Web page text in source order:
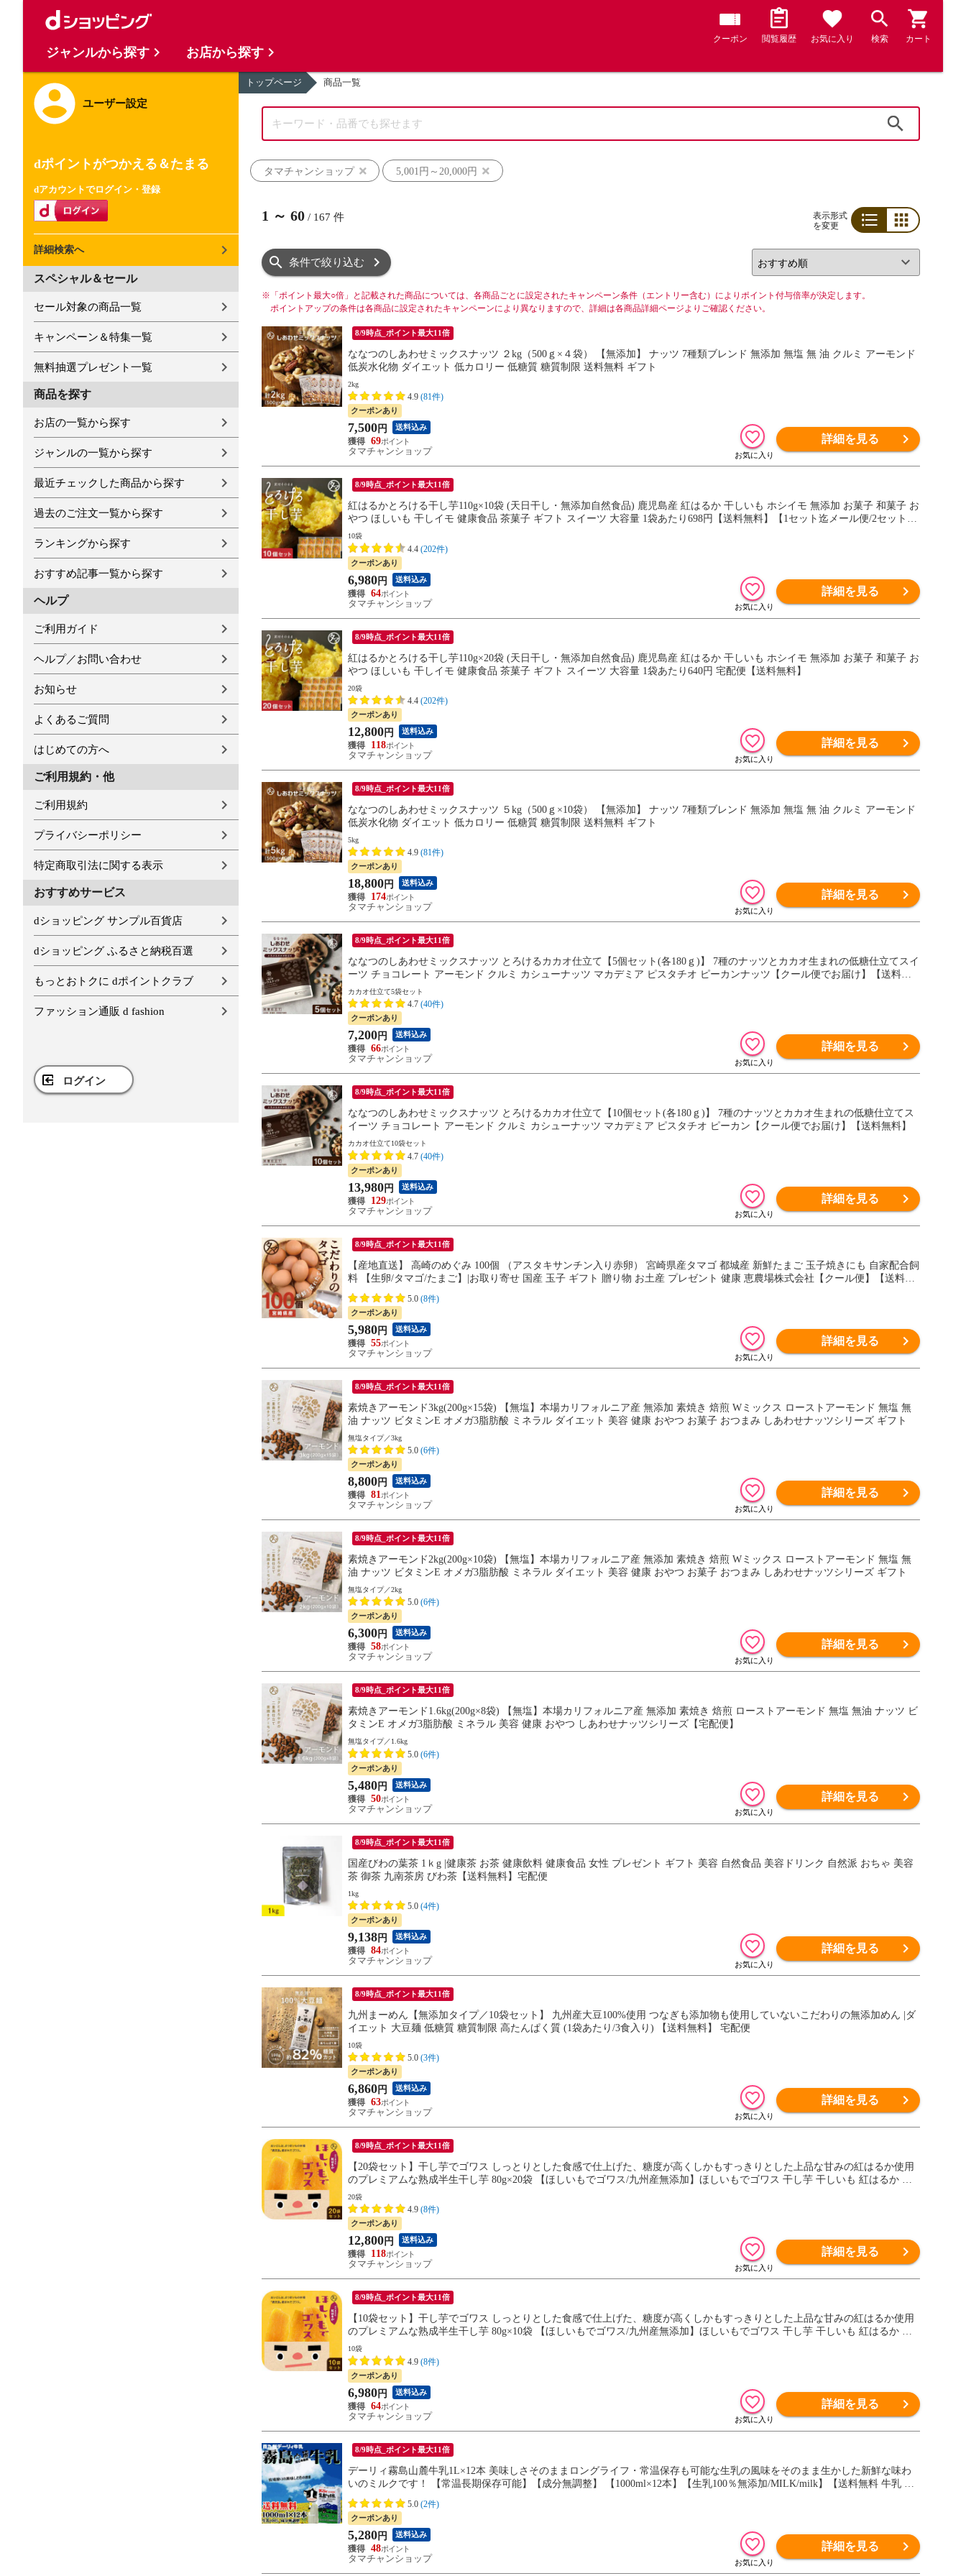
クーポン 閲覧履歴 お気に入り 検索 カート
ユーザー設定
dポイントがつかえる＆たまる
dアカウントでログイン・登録
詳細検索へ
スペシャル＆セール
セール対象の商品一覧
キャンペーン＆特集一覧
無料抽選プレゼント一覧
商品を探す
お店の一覧から探す
ジャンルの一覧から探す
最近チェックした商品から探す
過去のご注文一覧から探す
ランキングから探す
おすすめ記事一覧から探す
ヘルプ
ご利用ガイド
ヘルプ／お問い合わせ
お知らせ
よくあるご質問
はじめての方へ
ご利用規約・他
ご利用規約
プライバシーポリシー
特定商取引法に関する表示
おすすめサービス
dショッピング サンプル百貨店
dショッピング ふるさと納税百選
もっとおトクに dポイントクラブ
ファッション通販 d fashion
ログイン
トップページ 商品一覧
タマチャンショップ 5,001円～20,000円
1 ～ 60 / 167 件
表示形式
を変更
条件で絞り込む
※ 「ポイント最大○倍」と記載された商品については、各商品ごとに設定されたキャンペーン条件（エントリー含む）によりポイント付与倍率が決定します。
ポイントアップの条件は各商品に設定されたキャンペーンにより異なりますので、詳細は各商品詳細ページよりご確認ください。
8/9時点_ポイント最大11倍
ななつのしあわせミックスナッツ ２kg（500ｇ×４袋） 【無添加】 ナッツ 7種類ブレンド 無添加 無塩 無 油 クルミ アーモンド
低炭水化物 ダイエット 低カロリー 低糖質 糖質制限 送料無料 ギフト
2kg
4.9 (81件)
クーポンあり
7,500 円 送料込み
69
タマチャンショップ
詳細を見る
8/9時点_ポイント最大11倍
紅はるかとろける干し芋110g×10袋 (天日干し・無添加自然食品) 鹿児島産 紅はるか 干しいも ホシイモ 無添加 お菓子 和菓子 お
やつ ほしいも 干しイモ 健康食品 茶菓子 ギフト スイーツ 大容量 1袋あたり698円【送料無料】【1セット迄メール便/2セット~
宅配便】
10袋
4.4 (202件)
クーポンあり
6,980 円 送料込み
64
タマチャンショップ
詳細を見る
8/9時点_ポイント最大11倍
紅はるかとろける干し芋110g×20袋 (天日干し・無添加自然食品) 鹿児島産 紅はるか 干しいも ホシイモ 無添加 お菓子 和菓子 お
やつ ほしいも 干しイモ 健康食品 茶菓子 ギフト スイーツ 大容量 1袋あたり640円 宅配便【送料無料】
20袋
4.4 (202件)
クーポンあり
12,800 円 送料込み
118
タマチャンショップ
詳細を見る
8/9時点_ポイント最大11倍
ななつのしあわせミックスナッツ ５kg（500ｇ×10袋） 【無添加】 ナッツ 7種類ブレンド 無添加 無塩 無 油 クルミ アーモンド
低炭水化物 ダイエット 低カロリー 低糖質 糖質制限 送料無料 ギフト
5kg
4.9 (81件)
クーポンあり
18,800 円 送料込み
174
タマチャンショップ
詳細を見る
8/9時点_ポイント最大11倍
ななつのしあわせミックスナッツ とろけるカカオ仕立て【5個セット(各180ｇ)】 7種のナッツとカカオ生まれの低糖仕立てスイ
ーツ チョコレート アーモンド クルミ カシューナッツ マカデミア ピスタチオ ピーカンナッツ【クール便でお届け】【送料無
料】
カカオ仕立て5袋セット
4.7 (40件)
クーポンあり
7,200 円 送料込み
66
タマチャンショップ
詳細を見る
8/9時点_ポイント最大11倍
ななつのしあわせミックスナッツ とろけるカカオ仕立て【10個セット(各180ｇ)】 7種のナッツとカカオ生まれの低糖仕立てス
イーツ チョコレート アーモンド クルミ カシューナッツ マカデミア ピスタチオ ピーカン【クール便でお届け】【送料無料】
カカオ仕立て10袋セット
4.7 (40件)
クーポンあり
13,980 円 送料込み
129
タマチャンショップ
詳細を見る
8/9時点_ポイント最大11倍
【産地直送】 高崎のめぐみ 100個 （アスタキサンチン入り赤卵） 宮崎県産タマゴ 都城産 新鮮たまご 玉子焼きにも 自家配合飼
料 【生卵/タマゴ/たまご】|お取り寄せ 国産 玉子 ギフト 贈り物 お土産 プレゼント 健康 恵農場株式会社【クール便】【送料無
料】
5.0 (8件)
クーポンあり
5,980 円 送料込み
55
タマチャンショップ
詳細を見る
8/9時点_ポイント最大11倍
素焼きアーモンド3kg(200g×15袋) 【無塩】本場カリフォルニア産 無添加 素焼き 焙煎 Wミックス ローストアーモンド 無塩 無
油 ナッツ ビタミンE オメガ3脂肪酸 ミネラル ダイエット 美容 健康 おやつ お菓子 おつまみ しあわせナッツシリーズ ギフト
無塩タイプ／3kg
5.0 (6件)
クーポンあり
8,800 円 送料込み
81
タマチャンショップ
詳細を見る
8/9時点_ポイント最大11倍
素焼きアーモンド2kg(200g×10袋) 【無塩】本場カリフォルニア産 無添加 素焼き 焙煎 Wミックス ローストアーモンド 無塩 無
油 ナッツ ビタミンE オメガ3脂肪酸 ミネラル ダイエット 美容 健康 おやつ お菓子 おつまみ しあわせナッツシリーズ ギフト
無塩タイプ／2kg
5.0 (6件)
クーポンあり
6,300 円 送料込み
58
タマチャンショップ
詳細を見る
8/9時点_ポイント最大11倍
素焼きアーモンド1.6kg(200g×8袋) 【無塩】本場カリフォルニア産 無添加 素焼き 焙煎 ローストアーモンド 無塩 無油 ナッツ ビ
タミンE オメガ3脂肪酸 ミネラル 美容 健康 おやつ しあわせナッツシリーズ【宅配便】
無塩タイプ／1.6kg
5.0 (6件)
クーポンあり
5,480 円 送料込み
50
タマチャンショップ
詳細を見る
8/9時点_ポイント最大11倍
国産びわの葉茶 1ｋg |健康茶 お茶 健康飲料 健康食品 女性 プレゼント ギフト 美容 自然食品 美容ドリンク 自然派 おちゃ 美容
茶 御茶 九南茶房 びわ茶【送料無料】宅配便
1kg
5.0 (4件)
クーポンあり
9,138 円 送料込み
84
タマチャンショップ
詳細を見る
8/9時点_ポイント最大11倍
九州まーめん【無添加タイプ／10袋セット】 九州産大豆100%使用 つなぎも添加物も使用していないこだわりの無添加めん |ダ
イエット 大豆麺 低糖質 糖質制限 高たんぱく質 (1袋あたり/3食入り) 【送料無料】 宅配便
10袋
5.0 (3件)
クーポンあり
6,860 円 送料込み
63
タマチャンショップ
詳細を見る
8/9時点_ポイント最大11倍
【20袋セット】干し芋でゴワス しっとりとした食感で仕上げた、糖度が高くしかもすっきりとした上品な甘みの紅はるか使用
のプレミアムな熟成半生干し芋 80g×20袋 【ほしいもでゴワス/九州産無添加】ほしいもでゴワス 干し芋 干しいも 紅はるか 干
し芋 紅はるか 干し芋 鹿児島【送料無料】
20袋
4.9 (8件)
クーポンあり
12,800 円 送料込み
118
タマチャンショップ
詳細を見る
8/9時点_ポイント最大11倍
【10袋セット】干し芋でゴワス しっとりとした食感で仕上げた、糖度が高くしかもすっきりとした上品な甘みの紅はるか使用
のプレミアムな熟成半生干し芋 80g×10袋 【ほしいもでゴワス/九州産無添加】ほしいもでゴワス 干し芋 干しいも 紅はるか 干
し芋 紅はるか 干し芋 鹿児島【送料無料】
10袋
4.9 (8件)
クーポンあり
6,980 円 送料込み
64
タマチャンショップ
詳細を見る
8/9時点_ポイント最大11倍
デーリィ霧島山麓牛乳1L×12本 美味しさそのままロングライフ・常温保存も可能な生乳の風味をそのまま生かした新鮮な味わ
いのミルクです！ 【常温長期保存可能】【成分無調整】 【1000ml×12本】【生乳100％無添加/MILK/milk】【送料無料 牛乳 九
州】
5.0 (2件)
クーポンあり
5,280 円 送料込み
48
タマチャンショップ
詳細を見る
ジャンルから探す お店から探す